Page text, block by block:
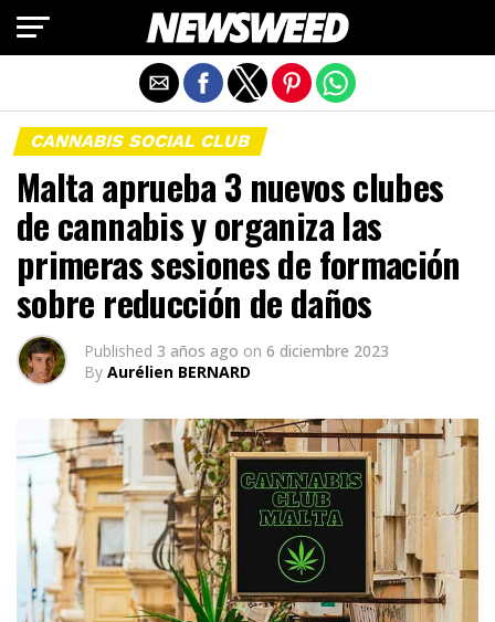
CANNABIS SOCIAL CLUB
Malta aprueba 3 nuevos clubes
de cannabis y organiza las
primeras sesiones de formación
sobre reducción de daños
Published 3 años ago on 6 diciembre 2023
By Aurélien BERNARD
Salir de la versión móvil